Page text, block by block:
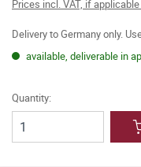
Prices incl. VAT, if
Delivery to Germany only.
available, deliverable in
Quantity: